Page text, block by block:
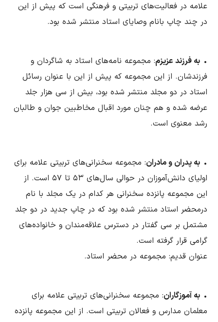
علامه در فعالیت‌های تربیتی و فرهنگی است که پیش از این
در چند چاپ بانام وصایای استاد منتشر شده بود.
• به فرزند عزیزم: مجموعه نامه‌های استاد به شاگردان و
فرزندشان. از این مجموعه که پیش از این با عنوان رسائل
استاد در دو مجلد منتشر شده بود، بیش از سی هزار جلد
عرضه شده و هم ‌چنان مورد اقبال مخاطبین جوان و طالبان
رشد معنوی است.
• به پدران و مادران: مجموعه سخنرانی‌های تربیتی علامه برای
اولیای دانش‌آموزان در حوالی سال‌های ۵۳ تا ۵۷ است. از
این مجموعه پانزده سخنرانی هر کدام در یک مجلد با نام
درمحضر استاد منتشر شده بود که در چاپ جدید در دو جلد
مشتمل بر سی گفتار در دسترس علاقه‌مندان و خانواده‌های
گرامی قرار گرفته است.
عنوان قدیم: مجموعه در محضر استاد.
• به آموزگاران: مجموعه سخنرانی‌های تربیتی علامه برای
معلمان مدارس و فعالان تربیتی است. از این مجموعه پانزده